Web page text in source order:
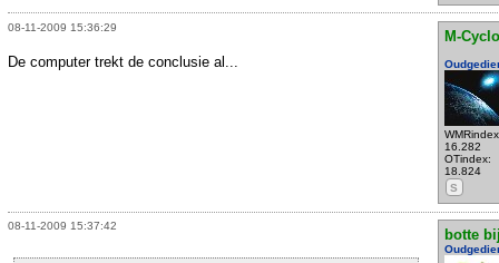
08-11-2009 15:36:29
M-
16.282
OTindex:
18.824
S
De computer trekt de conclusie al...
08-11-2009 15:37:42
botte